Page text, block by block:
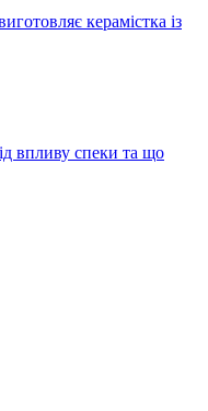
керамістка із
впливу спеки та що